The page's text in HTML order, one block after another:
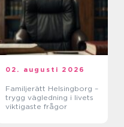
02. augusti 2026
Familjerätt Helsingborg –
trygg vägledning i livets
viktigaste frågor